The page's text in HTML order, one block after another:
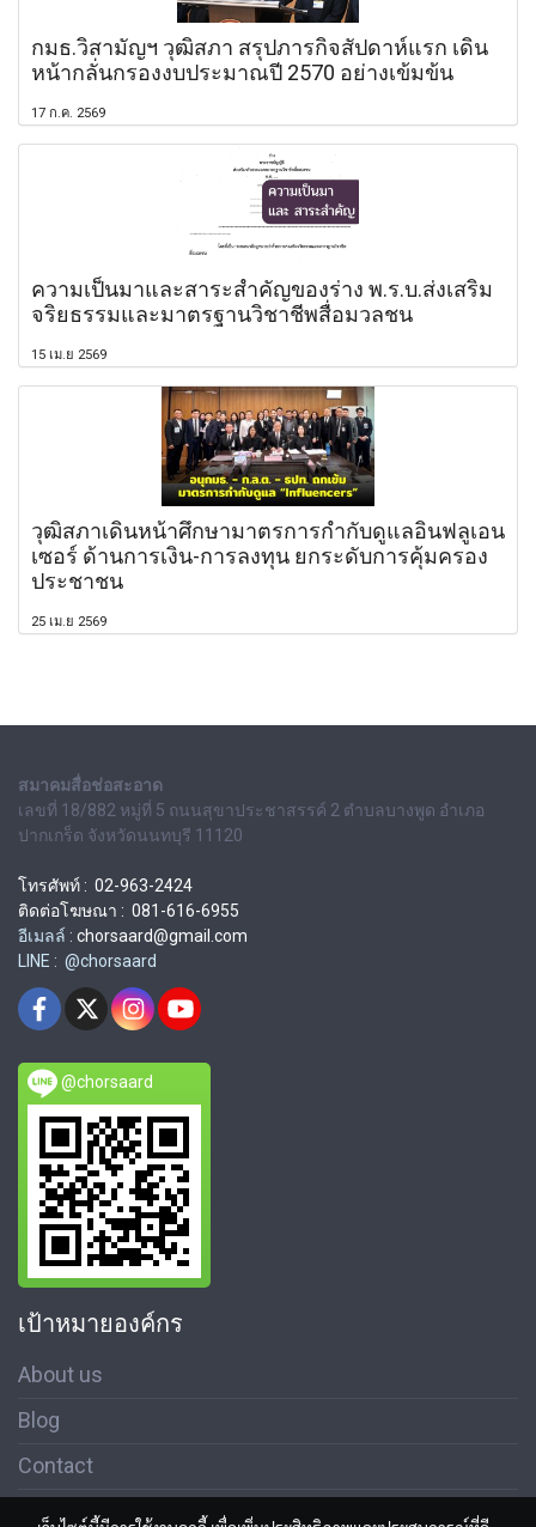
กมธ.วิสามัญฯ วุฒิสภา สรุปภารกิจสัปดาห์แรก เดิน
หน้ากลั่นกรองงบประมาณปี 2570 อย่างเข้มข้น
17 ก.ค. 2569
ความเป็นมาและสาระสำคัญของร่าง พ.ร.บ.ส่งเสริม
จริยธรรมและมาตรฐานวิชาชีพสื่อมวลชน
15 เม.ย 2569
วุฒิสภาเดินหน้าศึกษามาตรการกำกับดูแลอินฟลูเอน
เซอร์ ด้านการเงิน-การลงทุน ยกระดับการคุ้มครอง
ประชาชน
25 เม.ย 2569
สมาคมสื่อช่อสะอาด
เลขที่ 18/882 หมู่ที่ 5 ถนนสุขาประชาสรรค์ 2 ตำบลบางพูด อำเภอ
ปากเกร็ด จังหวัดนนทบุรี 11120
โทรศัพท์ : 02-963-2424
ติดต่อโฆษณา : 081-616-6955
อีเมลล์ : chorsaard@gmail.com
LINE : @chorsaard
@chorsaard
เป้าหมายองค์กร
About us
Blog
Contact